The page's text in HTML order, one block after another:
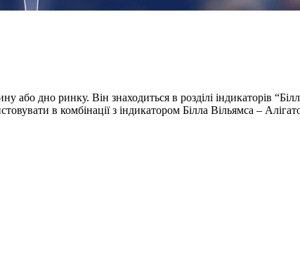
або дно ринку. Він знаходиться в розділі індикаторів
в комбінації з індикатором Білла Вільямса –